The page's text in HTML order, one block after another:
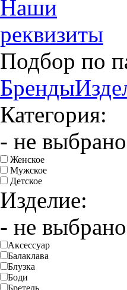
Наши
реквизиты
Подбор по
Бренды
Категория:
- не
Женское
Мужское
Детское
Изделие:
- не
Аксессуар
Балаклава
Блузка
Боди
Бретель